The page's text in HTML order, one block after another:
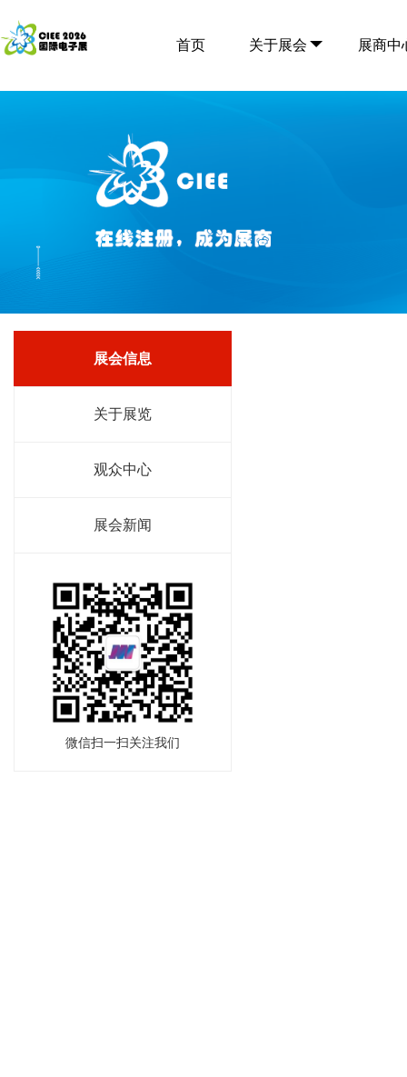
首页 关于展会 展商中
展会信息
关于展览
观众中心
展会新闻
微信扫一扫关注我们